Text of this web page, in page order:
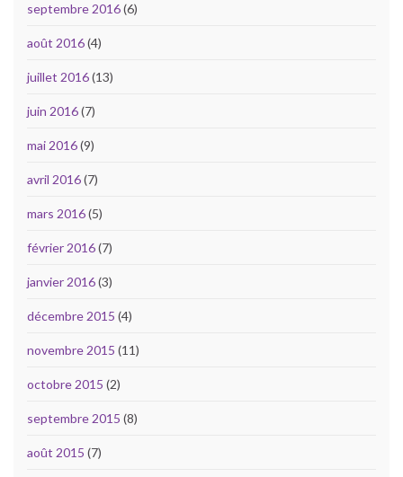
septembre 2016(6)
août 2016(4)
juillet 2016(13)
juin 2016(7)
mai 2016(9)
avril 2016(7)
mars 2016(5)
février 2016(7)
janvier 2016(3)
décembre 2015 (4)
novembre 2015 (11)
octobre 2015 (2)
septembre 2015 (8)
août 2015 (7)